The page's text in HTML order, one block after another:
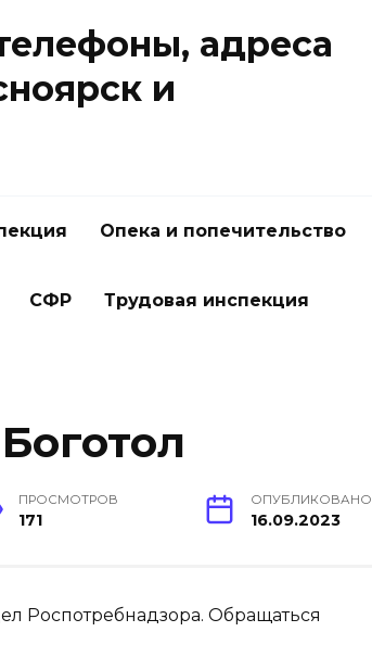
адреса
и
Опека и попечительство
СФР Трудовая инспекция
ПРОСМОТРОВ
171
ОПУБЛИКОВАНО
16.09.2023
Роспотребнадзора. Обращаться